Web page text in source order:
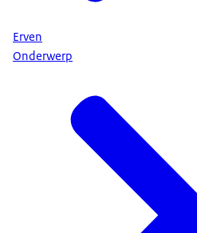
Erven
Onderwerp